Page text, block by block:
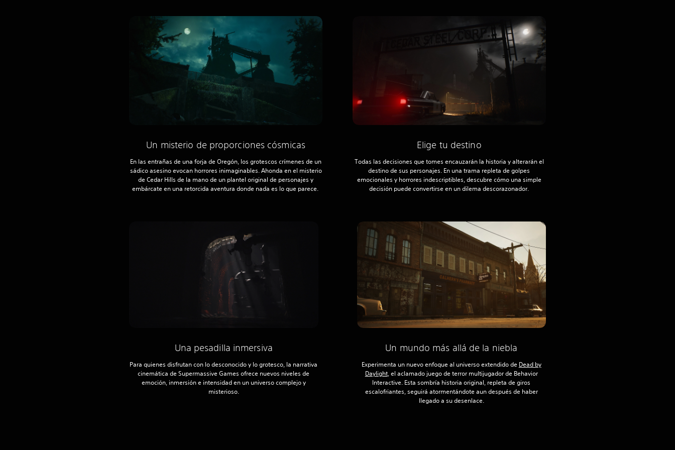
Un misterio de proporciones cósmicas
En las entrañas de una forja de Oregón, los grotescos crímenes de un
sádico asesino evocan horrores inimaginables. Ahonda en el misterio
de Cedar Hills de la mano de un plantel original de personajes y
embárcate en una retorcida aventura donde nada es lo que parece.
Elige tu destino
Todas las decisiones que tomes encauzarán la historia y alterarán el
destino de sus personajes. En una trama repleta de golpes
emocionales y horrores indescriptibles, descubre cómo una simple
decisión puede convertirse en un dilema descorazonador.
Una pesadilla inmersiva
Para quienes disfrutan con lo desconocido y lo grotesco, la narrativa
cinemática de Supermassive Games ofrece nuevos niveles de
emoción, inmersión e intensidad en un universo complejo y
misterioso.
Un mundo más allá de la niebla
Experimenta un nuevo enfoque al universo extendido de Dead by
Daylight, el aclamado juego de terror multijugador de Behavior
Interactive. Esta sombría historia original, repleta de giros
escalofriantes, seguirá atormentándote aun después de haber
llegado a su desenlace.